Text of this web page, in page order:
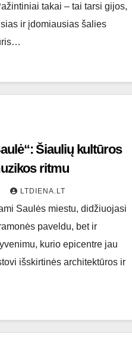
takai – tai tarsi gijos,
ir įdomiausias šalies
Šiaulių kultūros
ritmu
LTDIENA.LT
Saulės miestu, didžiuojasi
paveldu, bet ir
kurio epicentre jau
išskirtinės architektūros ir